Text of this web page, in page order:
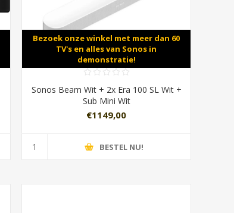
Bezoek onze winkel met meer dan 60
TV's en alles van Sonos in
demonstratie!
Sonos Beam Wit + 2x Era 100 SL Wit +
Sub Mini Wit
€1149,00
BESTEL NU!